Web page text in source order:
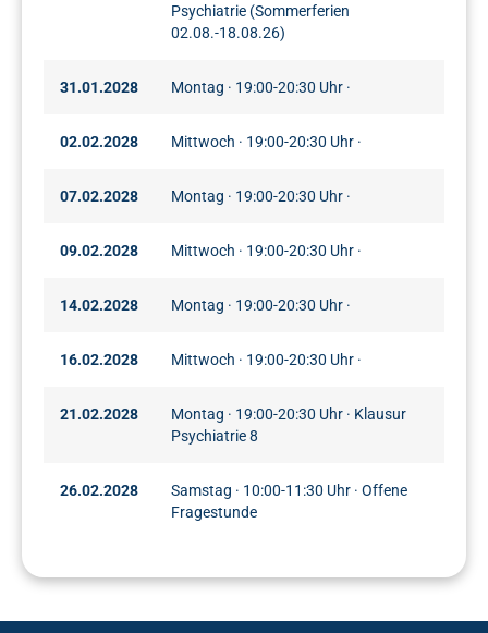
Psychiatrie (Sommerferien
02.08.-18.08.26)
31.01.2028 Montag · 19:00-20:30 Uhr ·
02.02.2028 Mittwoch · 19:00-20:30 Uhr ·
07.02.2028 Montag · 19:00-20:30 Uhr ·
09.02.2028 Mittwoch · 19:00-20:30 Uhr ·
14.02.2028 Montag · 19:00-20:30 Uhr ·
16.02.2028 Mittwoch · 19:00-20:30 Uhr ·
21.02.2028
Montag · 19:00-20:30 Uhr · Klausur
Psychiatrie 8
26.02.2028
Samstag · 10:00-11:30 Uhr · Offene
Fragestunde